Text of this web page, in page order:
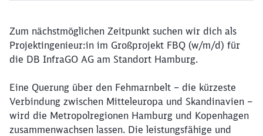
Zum nächstmöglichen Zeitpunkt suchen wir dich als
Projektingenieur:in im Großprojekt FBQ (w/m/d) für
die DB InfraGO AG am Standort Hamburg.
Eine Querung über den Fehmarnbelt – die kürzeste
Verbindung zwischen Mitteleuropa und Skandinavien –
wird die Metropolregionen Hamburg und Kopenhagen
zusammenwachsen lassen. Die leistungsfähige und